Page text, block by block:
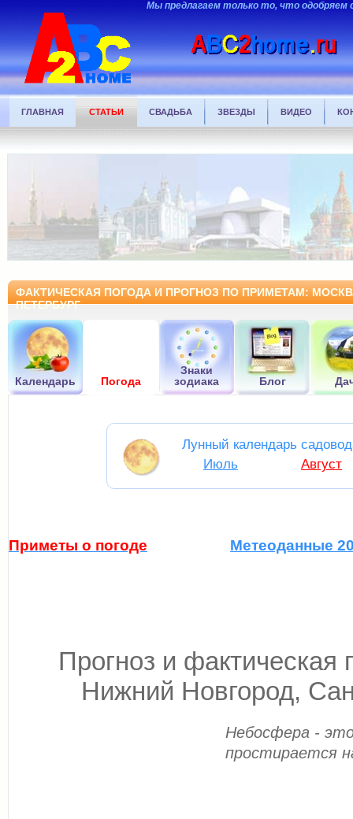
Мы предлагаем только то, что одобряем
ГЛАВНАЯ СТАТЬИ СВАДЬБА ЗВЕЗДЫ ВИДЕО
ФАКТИЧЕСКАЯ ПОГОДА И ПРОГНОЗ ПО ПРИМЕТАМ:
ПЕТЕРБУРГ
Календарь Погода
Знаки
зодиака
Блог
Лунный календарь
Июль
Август
Приметы о погоде Метеоданные
Прогноз и фактическая
Нижний Новгород,
Небосфера -
простирается